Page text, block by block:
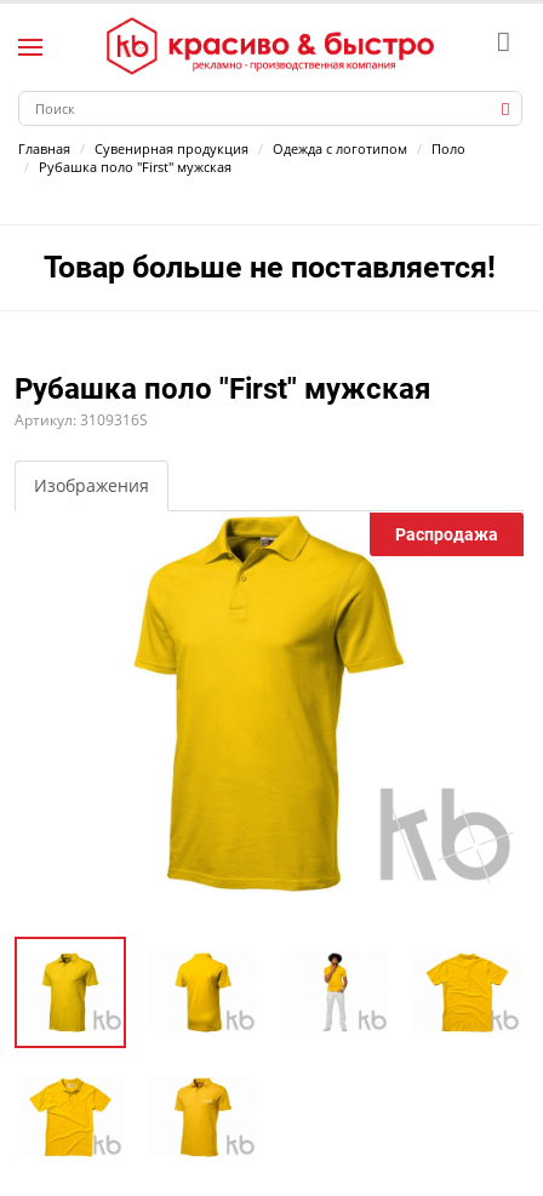
Главная Сувенирная продукция Одежда с логотипом
Поло
Рубашка поло "First" мужская
Товар больше не поставляется!
Рубашка поло "First" мужская
Артикул: 3109316S
Изображения
Распродажа